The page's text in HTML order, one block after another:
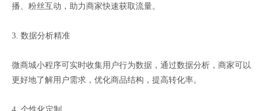
播、粉丝互动，助力商家快速获取流量。
3. 数据分析精准
微商城小程序可实时收集用户行为数据，通过数据分析，商家可以
更好地了解用户需求，优化商品结构，提高转化率。